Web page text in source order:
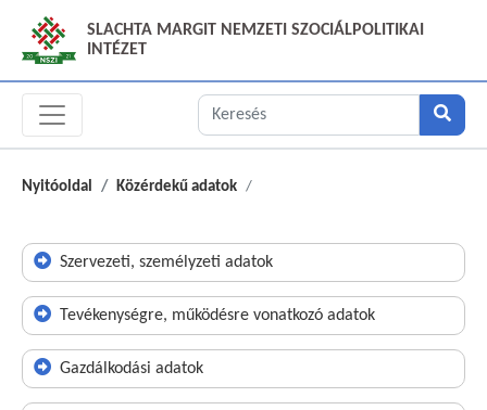
SLACHTA MARGIT NEMZETI SZOCIÁLPOLITIKAI
INTÉZET
Nyitóoldal Közérdekű adatok
Szervezeti, személyzeti adatok
Tevékenységre, működésre vonatkozó adatok
Gazdálkodási adatok